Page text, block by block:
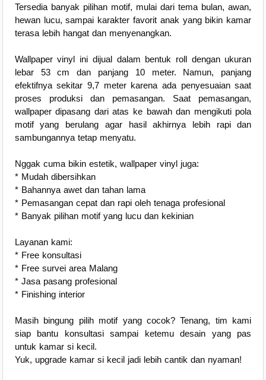
Tersedia banyak pilihan motif, mulai dari tema bulan, awan,
hewan lucu, sampai karakter favorit anak yang bikin kamar
terasa lebih hangat dan menyenangkan.
Wallpaper vinyl ini dijual dalam bentuk roll dengan ukuran
lebar 53 cm dan panjang 10 meter. Namun, panjang
efektifnya sekitar 9,7 meter karena ada penyesuaian saat
proses produksi dan pemasangan. Saat pemasangan,
wallpaper dipasang dari atas ke bawah dan mengikuti pola
motif yang berulang agar hasil akhirnya lebih rapi dan
sambungannya tetap menyatu.
Nggak cuma bikin estetik, wallpaper vinyl juga:
* Mudah dibersihkan
* Bahannya awet dan tahan lama
* Pemasangan cepat dan rapi oleh tenaga profesional
* Banyak pilihan motif yang lucu dan kekinian
Layanan kami:
* Free konsultasi
* Free survei area Malang
* Jasa pasang profesional
* Finishing interior
Masih bingung pilih motif yang cocok? Tenang, tim kami
siap bantu konsultasi sampai ketemu desain yang pas
untuk kamar si kecil.
Yuk, upgrade kamar si kecil jadi lebih cantik dan nyaman!